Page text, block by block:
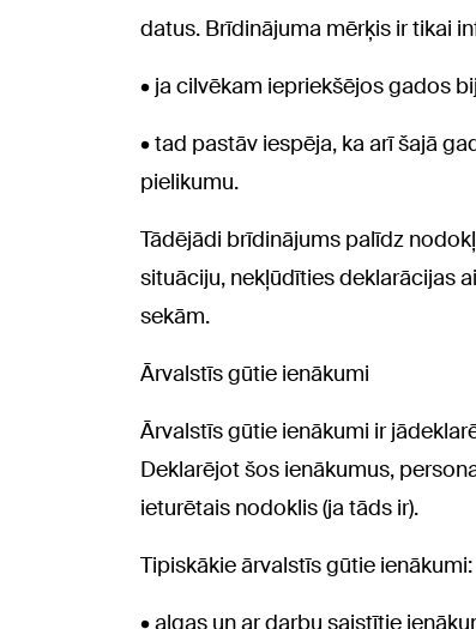
datus. Brīdinājuma mērķis ir tikai
• ja cilvēkam iepriekšējos gados
• tad pastāv iespēja, ka arī šajā
pielikumu.
Tādējādi brīdinājums palīdz
situāciju, nekļūdīties deklarācijas
sekām.
Ārvalstīs gūtie ienākumi
Ārvalstīs gūtie ienākumi ir
Deklarējot šos ienākumus,
ieturētais nodoklis (ja tāds ir).
Tipiskākie ārvalstīs gūtie ienākumi:
• algas un ar darbu saistītie